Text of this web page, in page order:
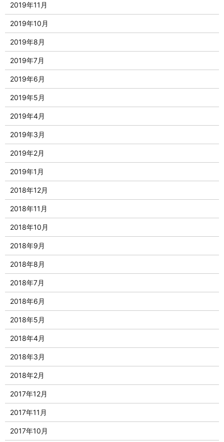
2019年11月
2019年10月
2019年8月
2019年7月
2019年6月
2019年5月
2019年4月
2019年3月
2019年2月
2019年1月
2018年12月
2018年11月
2018年10月
2018年9月
2018年8月
2018年7月
2018年6月
2018年5月
2018年4月
2018年3月
2018年2月
2017年12月
2017年11月
2017年10月